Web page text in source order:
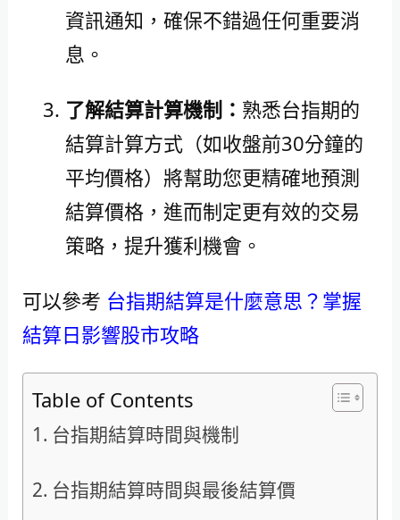
資訊通知，確保不錯過任何重要消
息。
了解結算計算機制： 熟悉台指期的
結算計算方式（如收盤前30分鐘的
平均價格）將幫助您更精確地預測
結算價格，進而制定更有效的交易
策略，提升獲利機會。
可以參考 台指期結算是什麼意思？掌握
結算日影響股市攻略
Table of Contents
台指期結算時間與機制
台指期結算時間與最後結算價